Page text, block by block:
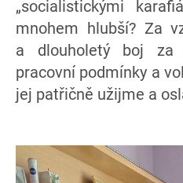
„socialistickými
mnohem hlubší? Za
a dlouholetý boj za
pracovní podmínky a
jej patřičně užijme a